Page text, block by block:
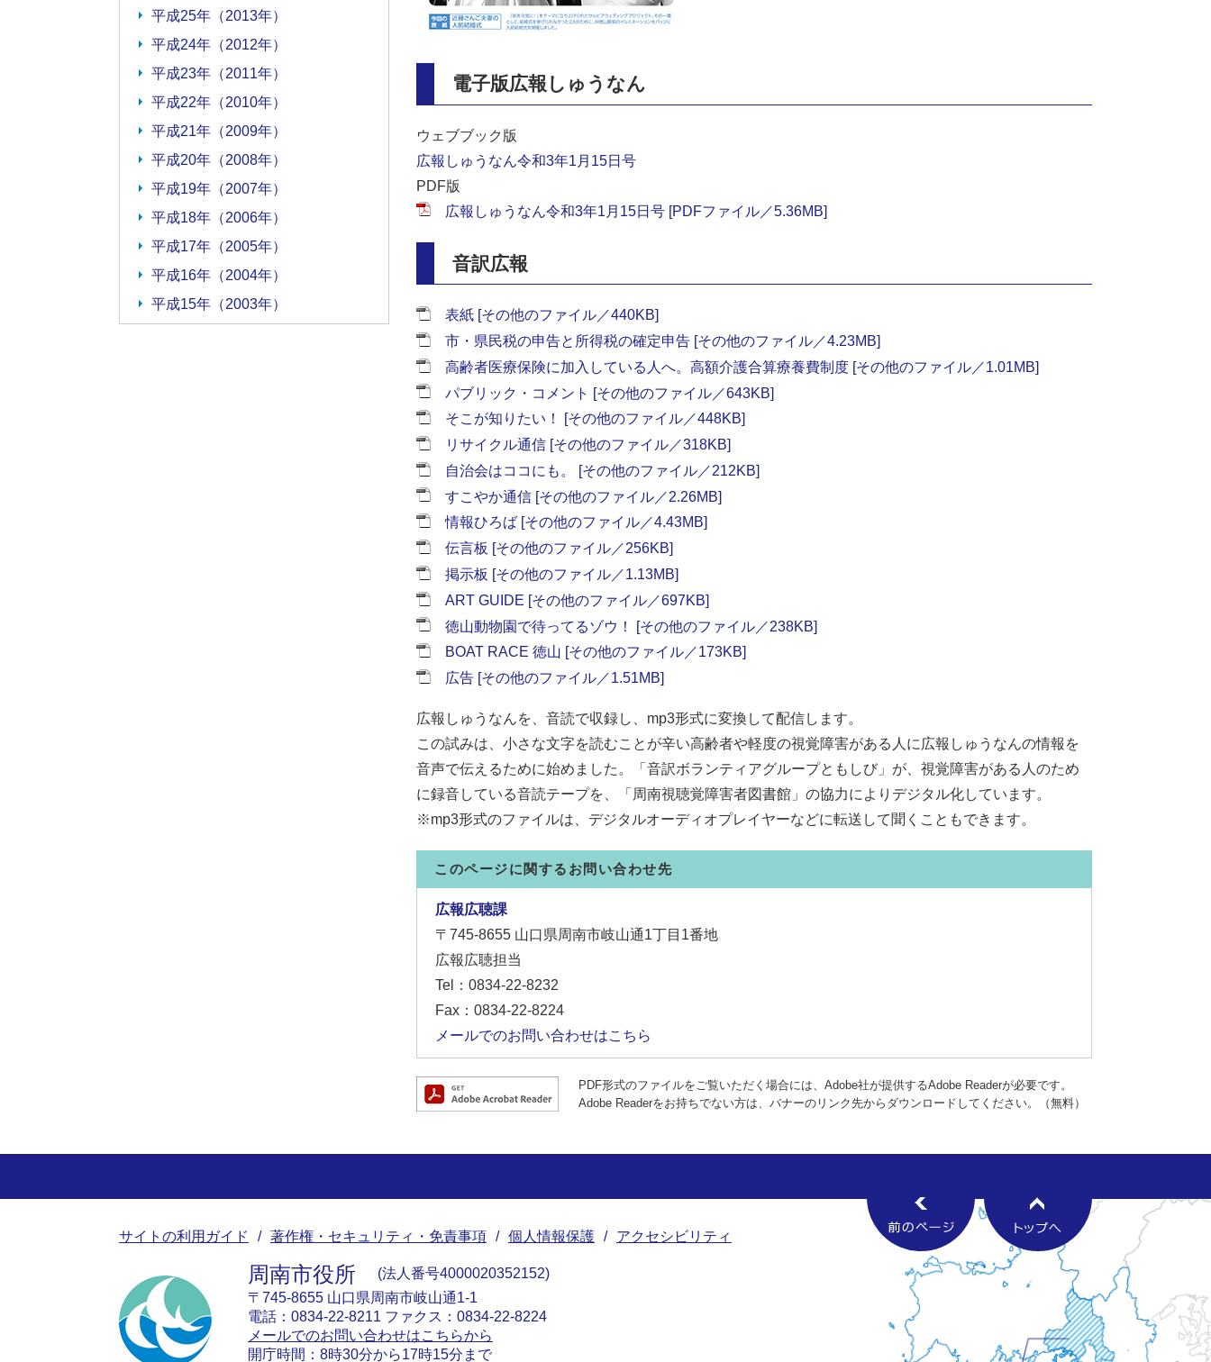
平成25年（2013年）
平成24年（2012年）
平成23年（2011年）
平成22年（2010年）
平成21年（2009年）
平成20年（2008年）
平成19年（2007年）
平成18年（2006年）
平成17年（2005年）
平成16年（2004年）
平成15年（2003年）
電子版広報しゅうなん
ウェブブック版
広報しゅうなん令和3年1月15日号
PDF版
広報しゅうなん令和3年1月15日号 [PDFファイル／5.36MB]
音訳広報
表紙 [その他のファイル／440KB]
市・県民税の申告と所得税の確定申告 [その他のファイル／4.23MB]
高齢者医療保険に加入している人へ。高額介護合算療養費制度 [その他のファイル／1.01MB]
パブリック・コメント [その他のファイル／643KB]
そこが知りたい！ [その他のファイル／448KB]
リサイクル通信 [その他のファイル／318KB]
自治会はココにも。 [その他のファイル／212KB]
すこやか通信 [その他のファイル／2.26MB]
情報ひろば [その他のファイル／4.43MB]
伝言板 [その他のファイル／256KB]
掲示板 [その他のファイル／1.13MB]
ART GUIDE [その他のファイル／697KB]
徳山動物園で待ってるゾウ！ [その他のファイル／238KB]
BOAT RACE 徳山 [その他のファイル／173KB]
広告 [その他のファイル／1.51MB]
広報しゅうなんを、音読で収録し、mp3形式に変換して配信します。
この試みは、小さな文字を読むことが辛い高齢者や軽度の視覚障害がある人に広報しゅうなんの情報を
音声で伝えるために始めました。「音訳ボランティアグループともしび」が、視覚障害がある人のため
に録音している音読テープを、「周南視聴覚障害者図書館」の協力によりデジタル化しています。
※mp3形式のファイルは、デジタルオーディオプレイヤーなどに転送して聞くこともできます。
このページに関するお問い合わせ先
広報広聴課
〒745-8655 山口県周南市岐山通1丁目1番地
広報広聴担当
Tel：0834-22-8232
Fax：0834-22-8224
メールでのお問い合わせはこちら
PDF形式のファイルをご覧いただく場合には、Adobe社が提供するAdobe Readerが必要です。
Adobe Readerをお持ちでない方は、バナーのリンク先からダウンロードしてください。（無料）
サイトの利用ガイド 著作権・セキュリティ・免責事項 個人情報保護 アクセシビリティ
周南市役所
法人番号4000020352152
〒745-8655 山口県周南市岐山通1-1
電話：0834-22-8211 ファクス：0834-22-8224
メールでのお問い合わせはこちらから
開庁時間：8時30分から17時15分まで